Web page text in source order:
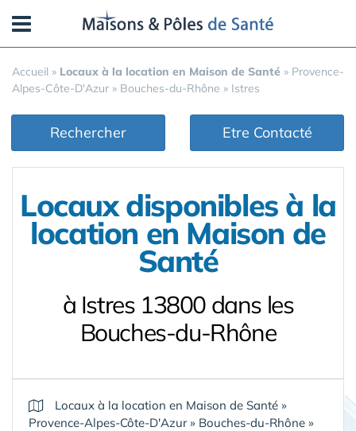
Accueil » Locaux à la location en Maison de Santé » Provence-
Alpes-Côte-D'Azur » Bouches-du-Rhône » Istres
Rechercher Etre Contacté
Locaux disponibles à la
location en Maison de
Santé
à Istres 13800 dans les
Bouches-du-Rhône
Locaux à la location en Maison de Santé »
Provence-Alpes-Côte-D'Azur» Bouches-du-Rhône »
Panneau de gestion des cookies